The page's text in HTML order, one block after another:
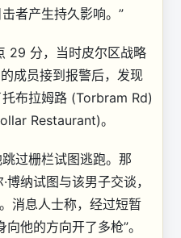
者产生持久影响。”
29 分，当时皮尔区战略
成员接到报警后，发现
布拉姆路 (Torbram Rd)
Restaurant)。
过栅栏试图逃跑。那
纳试图与该男子交谈，
消息人士称，经过短暂
他的方向开了多枪”。